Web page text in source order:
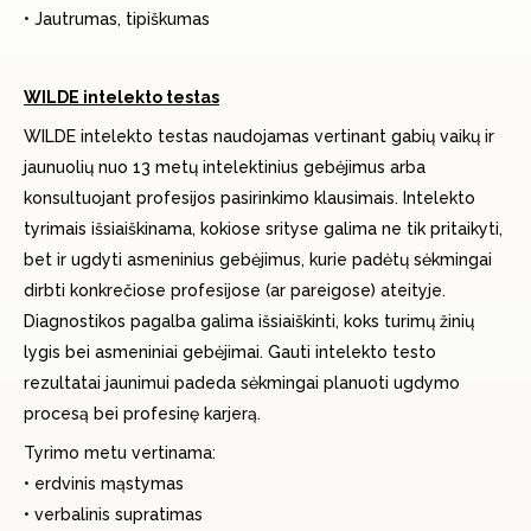
• Jautrumas, tipiškumas
WILDE intelekto testas
WILDE intelekto testas naudojamas vertinant gabių vaikų ir
jaunuolių nuo 13 metų intelektinius gebėjimus arba
konsultuojant profesijos pasirinkimo klausimais. Intelekto
tyrimais išsiaiškinama, kokiose srityse galima ne tik pritaikyti,
bet ir ugdyti asmeninius gebėjimus, kurie padėtų sėkmingai
dirbti konkrečiose profesijose (ar pareigose) ateityje.
Diagnostikos pagalba galima išsiaiškinti, koks turimų žinių
lygis bei asmeniniai gebėjimai. Gauti intelekto testo
rezultatai jaunimui padeda sėkmingai planuoti ugdymo
procesą bei profesinę karjerą.
Tyrimo metu vertinama:
• erdvinis mąstymas
• verbalinis supratimas